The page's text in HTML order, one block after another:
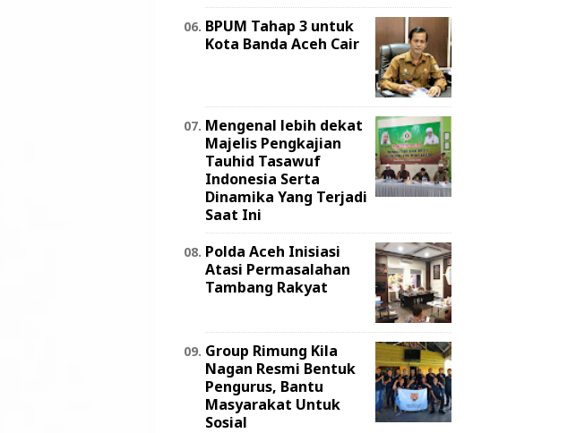
BPUM Tahap 3 untuk
Kota Banda Aceh Cair
Mengenal lebih dekat
Majelis Pengkajian
Tauhid Tasawuf
Indonesia Serta
Dinamika Yang Terjadi
Saat Ini
Polda Aceh Inisiasi
Atasi Permasalahan
Tambang Rakyat
Group Rimung Kila
Nagan Resmi Bentuk
Pengurus, Bantu
Masyarakat Untuk
Sosial